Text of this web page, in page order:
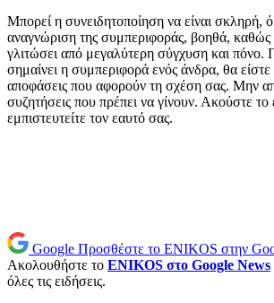
Μπορεί η συνειδητοποίηση να είναι σκληρή,
αναγνώριση της συμπεριφοράς, βοηθά, καθώς
γλιτώσει από μεγαλύτερη σύγχυση και πόνο.
σημαίνει η συμπεριφορά ενός άνδρα, θα είστε
αποφάσεις που αφορούν τη σχέση σας. Μην
συζητήσεις που πρέπει να γίνουν. Ακούστε το
εμπιστευτείτε τον εαυτό σας.
Google Προσθέστε το ENIKOS στην
Ακολουθήστε το ENIKOS στο Google News
όλες τις ειδήσεις.